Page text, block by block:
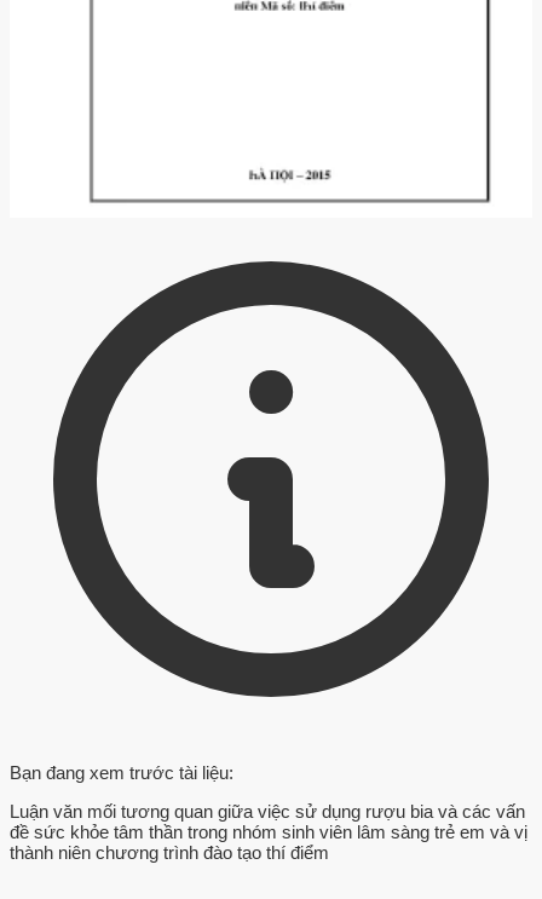
Bạn đang xem trước tài liệu:
Luận văn mối tương quan giữa việc sử dụng rượu bia và các vấn
đề sức khỏe tâm thần trong nhóm sinh viên lâm sàng trẻ em và vị
thành niên chương trình đào tạo thí điểm